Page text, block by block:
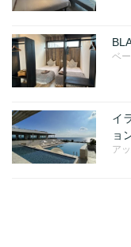
ベ
イ
ョ
ア